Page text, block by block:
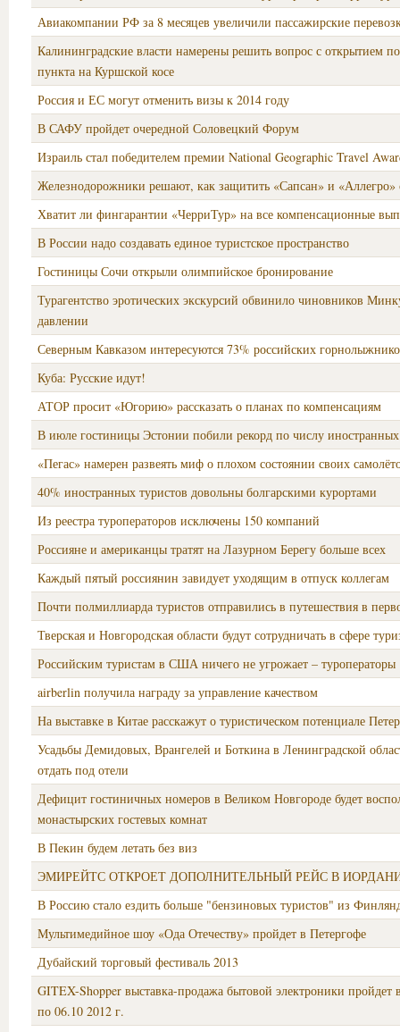
Авиакомпании РФ за 8 месяцев увеличили пассажирские
Калининградские власти намерены решить вопрос с открытием
пункта на Куршской косе
Россия и ЕС могут отменить визы к 2014 году
В САФУ пройдет очередной Соловецкий Форум
Израиль стал победителем премии National Geographic Travel
Железнодорожники решают, как защитить «Сапсан» и «Аллегро»
Хватит ли фингарантии «ЧерриТур» на все компенсационные
В России надо создавать единое туристское пространство
Гостиницы Сочи открыли олимпийское бронирование
Турагентство эротических экскурсий обвинило чиновников
давлении
Северным Кавказом интересуются 73% российских
Куба: Русские идут!
АТОР просит «Югорию» рассказать о планах по компенсациям
В июле гостиницы Эстонии побили рекорд по числу иностранных
«Пегас» намерен развеять миф о плохом состоянии своих
40% иностранных туристов довольны болгарскими курортами
Из реестра туроператоров исключены 150 компаний
Россияне и американцы тратят на Лазурном Берегу больше всех
Каждый пятый россиянин завидует уходящим в отпуск коллегам
Почти полмиллиарда туристов отправились в путешествия в
Тверская и Новгородская области будут сотрудничать в сфере
Российским туристам в США ничего не угрожает – туроператоры
airberlin получила награду за управление качеством
На выставке в Китае расскажут о туристическом потенциале
Усадьбы Демидовых, Врангелей и Боткина в Ленинградской
отдать под отели
Дефицит гостиничных номеров в Великом Новгороде будет
монастырских гостевых комнат
В Пекин будем летать без виз
ЭМИРЕЙТС ОТКРОЕТ ДОПОЛНИТЕЛЬНЫЙ РЕЙС В
В Россию стало ездить больше "бензиновых туристов" из
Мультимедийное шоу «Ода Отечеству» пройдет в Петергофе
Дубайский торговый фестиваль 2013
GITEX-Shopper выставка-продажа бытовой электроники пройдет
по 06.10 2012 г.